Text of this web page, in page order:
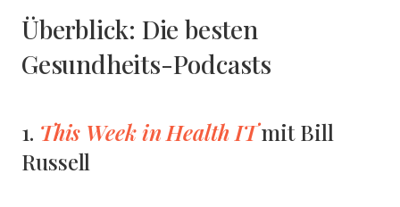
Überblick: Die besten
Gesundheits-Podcasts
1. This Week in Health ITmit Bill
Russell